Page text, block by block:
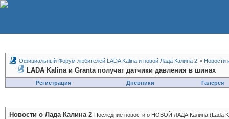
Официальный Форум любителей LADA Kalina и новой Лада Калина 2 > Новости
LADA Kalina и Granta получат датчики давления в шинах
Регистрация Дневники Галерея
Новости о Лада Калина 2 Последние новости о НОВОЙ ЛАДА Калина (Lada